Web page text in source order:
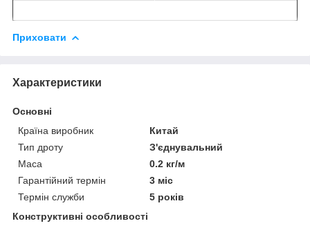
Приховати
Характеристики
Основні
Країна виробник
Китай
Тип дроту
З'єднувальний
Маса
0.2 кг/м
Гарантійний термін
3 міс
Термін служби
5 років
Конструктивні особливості